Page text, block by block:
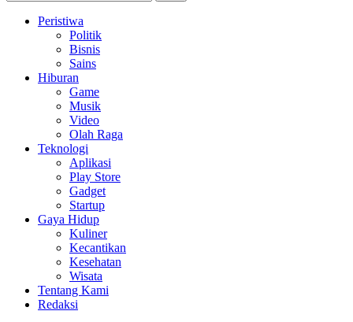
Peristiwa
Politik
Bisnis
Sains
Hiburan
Game
Musik
Video
Olah Raga
Teknologi
Aplikasi
Play Store
Gadget
Startup
Gaya Hidup
Kuliner
Kecantikan
Kesehatan
Wisata
Tentang Kami
Redaksi